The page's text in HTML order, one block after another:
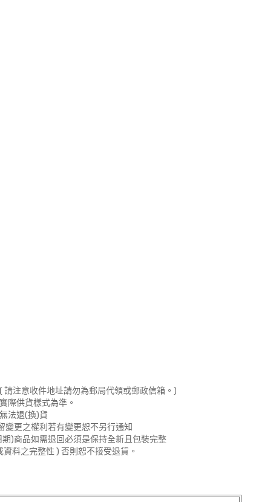
注意收件地址請勿為郵局代領或郵政信箱。)
際供貨樣式為準。
法退(換)貨
變更之權利若有變更恕不另行通知
)商品如需退回必須是保持全新且包裝完整
料之完整性 ) 否則恕不接受退貨。